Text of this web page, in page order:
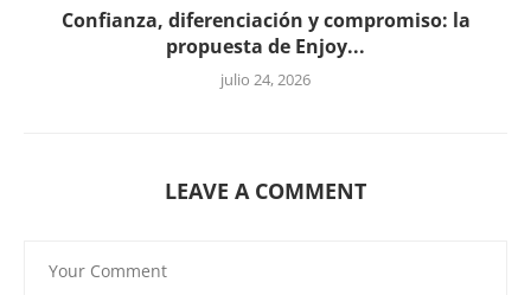
Confianza, diferenciación y compromiso: la
propuesta de Enjoy...
julio 24, 2026
LEAVE A COMMENT